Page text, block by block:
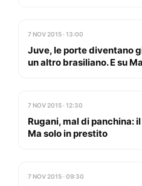
7 NOV 2015 · 13:00
Juve, le porte diventano
un altro brasiliano. E su
7 NOV 2015 · 12:30
Rugani, mal di panchina:
Ma solo in prestito
7 NOV 2015 · 09:30